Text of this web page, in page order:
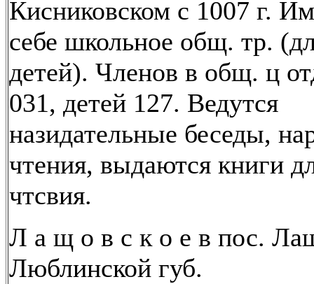
Кисниковском с 1007 г.
себе школьное общ. тр.
детей). Членов в общ. ц
031, детей 127. Ведутся
назидательные беседы,
чтения, выдаются книги
чтсвия.
Л а щ о в с к о е в пос.
Люблинской губ.